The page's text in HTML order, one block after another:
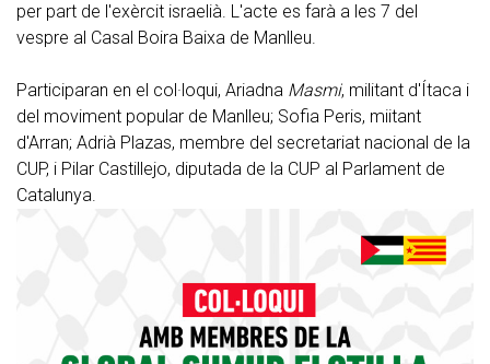
per part de l'exèrcit israelià. L'acte es farà a les 7 del
vespre al Casal Boira Baixa de Manlleu.
Participaran en el col·loqui, Ariadna Masmi, militant d'Ítaca i
del moviment popular de Manlleu; Sofia Peris, miitant
d'Arran; Adrià Plazas, membre del secretariat nacional de la
CUP, i Pilar Castillejo, diputada de la CUP al Parlament de
Catalunya.